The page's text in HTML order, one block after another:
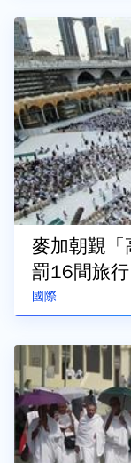
國際
麥加朝覲「
罰16間旅